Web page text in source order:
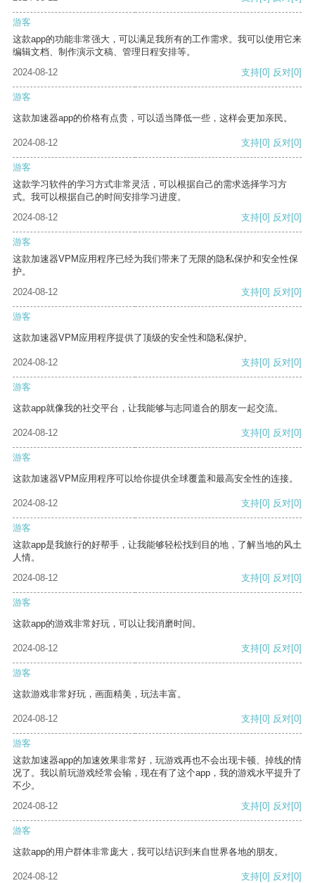
游客
这款app的功能非常强大，可以满足我所有的工作需求。我可以使用它来
编辑文档、制作演示文稿、管理日程安排等。
2024-08-12
支持[0] 反对[0]
游客
这款加速器app的价格有点贵，可以适当降低一些，这样会更加亲民。
2024-08-12 支持[0] 反对[0]
游客
这款学习软件的学习方式非常灵活，可以根据自己的需求选择学习方
式。我可以根据自己的时间安排学习进度。
2024-08-12
支持[0] 反对[0]
游客
这款加速器VPM应用程序已经为我们带来了无限的隐私保护和安全性保
护。
2024-08-12
支持[0] 反对[0]
游客
这款加速器VPM应用程序提供了顶级的安全性和隐私保护。
2024-08-12 支持[0] 反对[0]
游客
这款app就像我的社交平台，让我能够与志同道合的朋友一起交流。
2024-08-12 支持[0] 反对[0]
游客
这款加速器VPM应用程序可以给你提供全球覆盖和最高安全性的连接。
2024-08-12 支持[0] 反对[0]
游客
这款app是我旅行的好帮手，让我能够轻松找到目的地，了解当地的风土
人情。
2024-08-12
支持[0] 反对[0]
游客
这款app的游戏非常好玩，可以让我消磨时间。
2024-08-12 支持[0] 反对[0]
游客
这款游戏非常好玩，画面精美，玩法丰富。
2024-08-12 支持[0] 反对[0]
游客
这款加速器app的加速效果非常好，玩游戏再也不会出现卡顿、掉线的情
况了。我以前玩游戏经常会输，现在有了这个app，我的游戏水平提升了
不少。
2024-08-12
支持[0] 反对[0]
游客
这款app的用户群体非常庞大，我可以结识到来自世界各地的朋友。
2024-08-12 支持[0] 反对[0]